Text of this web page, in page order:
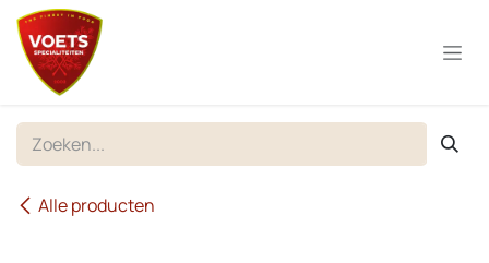
Overslaan naar inhoud
Alle producten